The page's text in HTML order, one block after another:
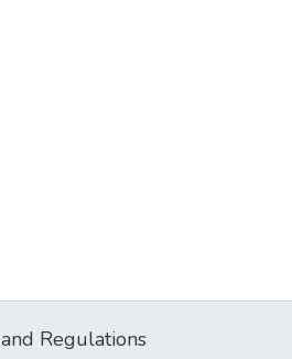
Regulations